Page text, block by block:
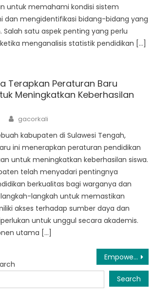
untuk memahami kondisi sistem
dan mengidentifikasi bidang-bidang yang
Salah satu aspek penting yang perlu
menganalisis statistik pendidikan […]
Terapkan Peraturan Baru
Meningkatkan Keberhasilan
Author
gacorkali
kabupaten di Sulawesi Tengah,
ini menerapkan peraturan pendidikan
untuk meningkatkan keberhasilan siswa.
telah menyadari pentingnya
berkualitas bagi warganya dan
langkah untuk memastikan
akses terhadap sumber daya dan
untuk unggul secara akademis.
utama […]
Empowering Communities Through Sekolah Penggerak Morowali Utara
Search